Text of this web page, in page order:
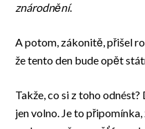
znárodnění.
A potom, zákonitě, přišel
že tento den bude opět
Takže, co si z toho
jen volno. Je to